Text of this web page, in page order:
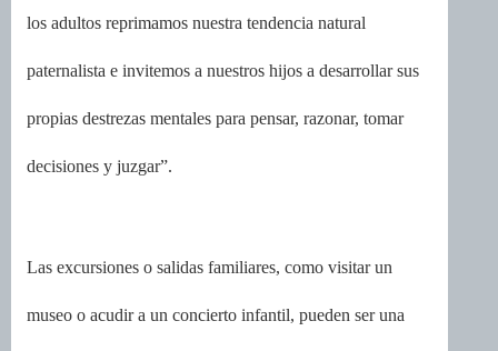
los adultos reprimamos nuestra tendencia natural
paternalista e invitemos a nuestros hijos a desarrollar sus
propias destrezas mentales para pensar, razonar, tomar
decisiones y juzgar”.
Las excursiones o salidas familiares, como visitar un
museo o acudir a un concierto infantil, pueden ser una